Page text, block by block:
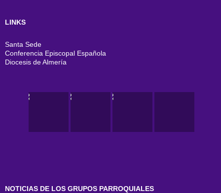
LINKS
Santa Sede
Conferencia Episcopal Española
Diocesis de Almería
NOTICIAS DE LOS GRUPOS PARROQUIALES